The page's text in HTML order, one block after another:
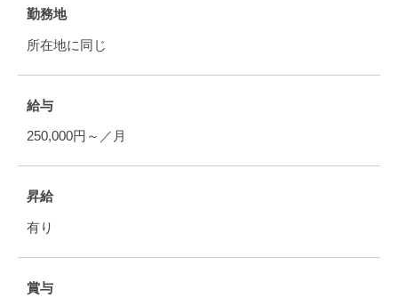
勤務地
所在地に同じ
給与
250,000円～／月
昇給
有り
賞与